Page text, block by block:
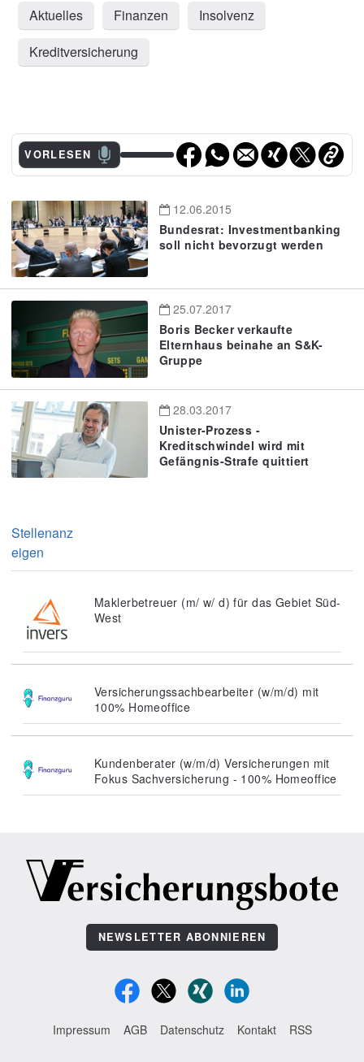
Aktuelles Finanzen
Insolvenz
Kreditversicherung
VORLESEN
12.06.2015
Bundesrat: Investmentbanking
soll nicht bevorzugt werden
25.07.2017
Boris Becker verkaufte
Elternhaus beinahe an S&K-
Gruppe
28.03.2017
Unister-Prozess -
Kreditschwindel wird mit
Gefängnis-Strafe quittiert
Stellenanz
eigen
Maklerbetreuer (m/ w/ d) für das Gebiet Süd-
West
Versicherungssachbearbeiter (w/m/d) mit
100% Homeoffice
Kundenberater (w/m/d) Versicherungen mit
Fokus Sachversicherung - 100% Homeoffice
NEWSLETTER ABONNIEREN
Impressum AGB Datenschutz Kontakt RSS